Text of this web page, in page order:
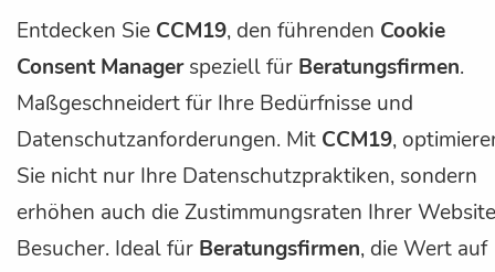
Entdecken Sie CCM19, den führenden Cookie
Consent Managerspeziell für Beratungsfirmen.
Maßgeschneidert für Ihre Bedürfnisse und
Datenschutzanforderungen. Mit CCM19,
Sie nicht nur Ihre Datenschutzpraktiken, sondern
erhöhen auch die Zustimmungsraten Ihrer
Besucher. Ideal für Beratungsfirmen, die Wert auf